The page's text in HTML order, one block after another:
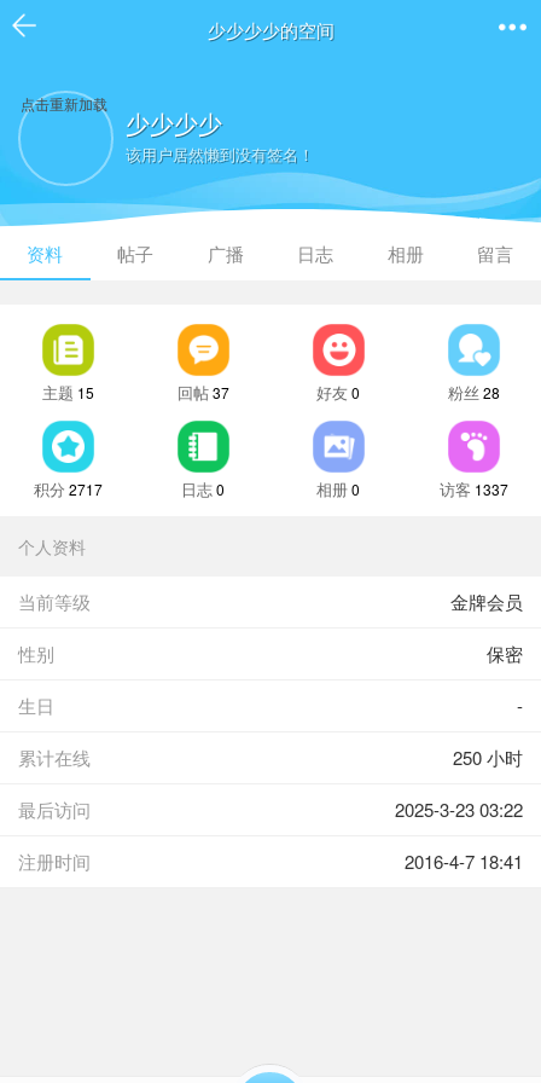
少少少少的空间
点击重新加载
少少少少
该用户居然懒到没有签名！
资料 帖子 广播 日志 相册 留言
主题 15 回帖 37 好友0 粉丝 28
积分 2717 日志0 相册0 访客 1337
个人资料
当前等级 金牌会员
性别 保密
生日 -
累计在线 250 小时
最后访问 2025-3-23 03:22
注册时间 2016-4-7 18:41